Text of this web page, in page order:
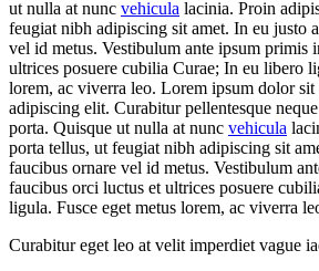
ut nulla at nunc vehicula lacinia. Proin
feugiat nibh adipiscing sit amet. In eu justo
vel id metus. Vestibulum ante ipsum primis
ultrices posuere cubilia Curae; In eu libero
lorem, ac viverra leo. Lorem ipsum dolor sit
adipiscing elit. Curabitur pellentesque
porta. Quisque ut nulla at nunc vehicula
porta tellus, ut feugiat nibh adipiscing sit
faucibus ornare vel id metus. Vestibulum
faucibus orci luctus et ultrices posuere
ligula. Fusce eget metus lorem, ac viverra
Curabitur eget leo at velit imperdiet vague